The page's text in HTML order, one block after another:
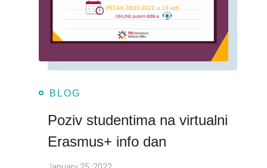
BLOG
Poziv studentima na virtualni
Erasmus+ info dan